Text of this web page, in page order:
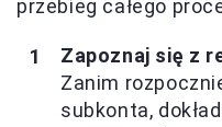
przebieg całego
Zapoznaj się z
Zanim
subkonta,